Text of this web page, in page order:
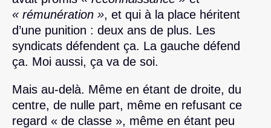
« rémunération », et qui à la place héritent
d’une punition : deux ans de plus. Les
syndicats défendent ça. La gauche défend
ça. Moi aussi, ça va de soi.
Mais au-delà. Même en étant de droite, du
centre, de nulle part, même en refusant ce
regard « de classe », même en étant peu